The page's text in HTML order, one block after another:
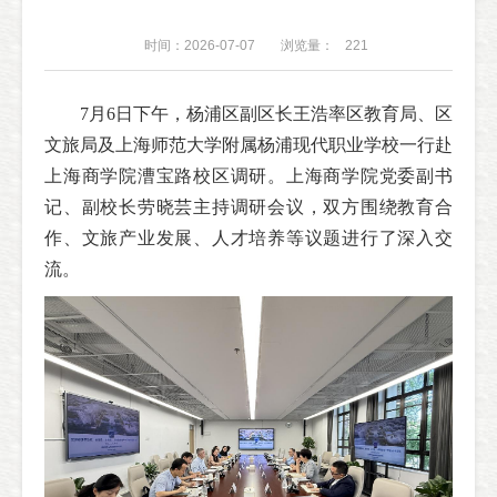
时间：2026-07-07 浏览量： 221
7月6日下午，杨浦区副区长王浩率区教育局、区
文旅局及上海师范大学附属杨浦现代职业学校一行赴
上海商学院漕宝路校区调研。上海商学院党委副书
记、副校长劳晓芸主持调研会议，双方围绕教育合
作、文旅产业发展、人才培养等议题进行了深入交
流。